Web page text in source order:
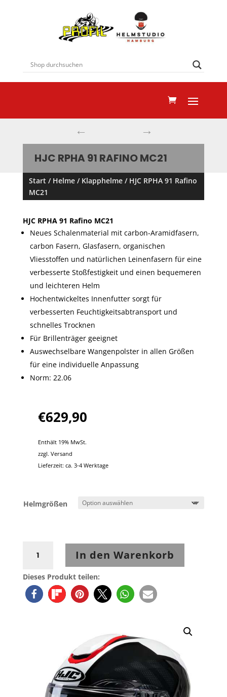
← →
HJC RPHA 91 RAFINO MC21
Dieses Produkt teilen:
Start / Helme/ Klapphelme/ HJC RPHA 91 Rafino
MC21
HJC RPHA 91 Rafino MC21
Neues Schalenmaterial mit carbon-Aramidfasern,
carbon Fasern, Glasfasern, organischen
Vliesstoffen und natürlichen Leinenfasern für eine
verbesserte Stoßfestigkeit und einen bequemeren
und leichteren Helm
Hochentwickeltes Innenfutter sorgt für
verbesserten Feuchtigkeitsabtransport und
schnelles Trocknen
Für Brillenträger geeignet
Auswechselbare Wangenpolster in allen Größen
für eine individuelle Anpassung
Norm: 22.06
€629,90
Enthält 19% MwSt.
zzgl. Versand
Lieferzeit: ca. 3-4 Werktage
Helmgrößen
RPHA
Rafino
MC21
Menge
In den Warenkorb